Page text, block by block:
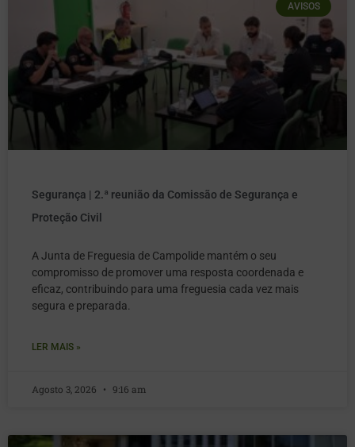
AVISOS
Segurança | 2.ª reunião da Comissão de Segurança e
Proteção Civil
A Junta de Freguesia de Campolide mantém o seu
compromisso de promover uma resposta coordenada e
eficaz, contribuindo para uma freguesia cada vez mais
segura e preparada.
LER MAIS »
Agosto 3, 2026 9:16 am